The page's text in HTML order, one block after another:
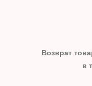
Возврат
в